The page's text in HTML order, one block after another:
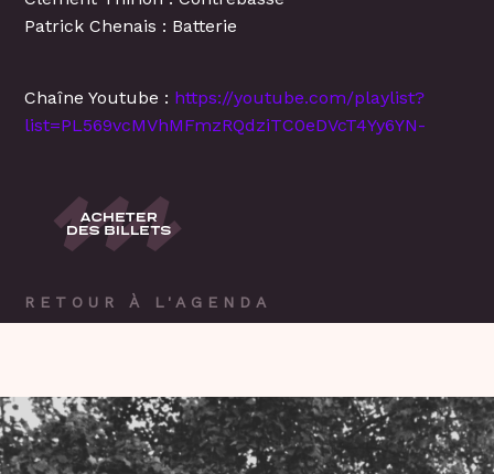
Patrick Chenais : Batterie
Chaîne Youtube : https://youtube.com/playlist?
list=PL569vcMVhMFmzRQdziTC0eDVcT4Yy6YN-
RETOUR À L'AGENDA